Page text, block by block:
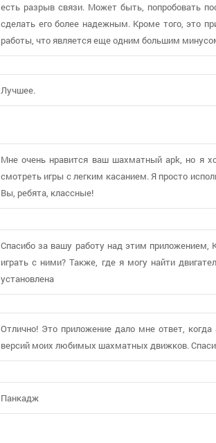
есть разрыв связи. Может быть, попробовать
сделать его более надежным. Кроме того, это
работы, что является еще одним большим
Лучшее.
Мне очень нравится ваш шахматный apk, но я
смотреть игры с легким касанием. Я просто
Вы, ребята, классные!
Спасибо за вашу работу над этим приложением,
играть с ними? Также, где я могу найти
установлена
Отлично! Это приложение дало мне ответ,
версий моих любимых шахматных движков.
Панкадж